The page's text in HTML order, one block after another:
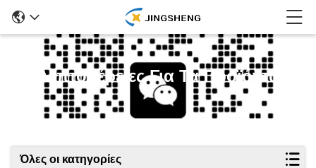
Λεπτομέρειες Για Τα Προϊόντα
Όλες οι κατηγορίες